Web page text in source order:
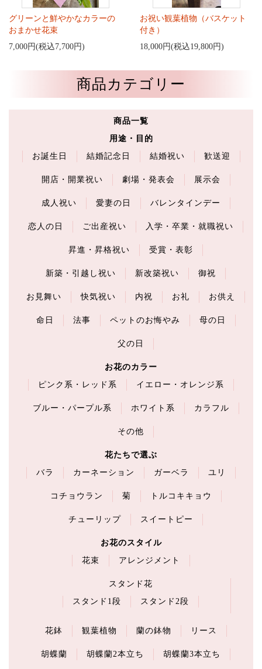
グリーンと鮮やかなカラーの
おまかせ花束
7,000円(税込7,700円)
お祝い観葉植物（バスケット
付き）
18,000円(税込19,800円)
商品カテゴリー
商品一覧
用途・目的
お誕生日
結婚記念日 結婚祝い 歓送迎
開店・開業祝い 劇場・発表会 展示会
成人祝い 愛妻の日 バレンタインデー
恋人の日 ご出産祝い 入学・卒業・就職祝い
昇進・昇格祝い 受賞・表彰
新築・引越し祝い 新改築祝い 御祝
お見舞い 快気祝い 内祝 お礼 お供え
命日 法事 ペットのお悔やみ 母の日
父の日
お花のカラー
ピンク系・レッド系
イエロー・オレンジ系
ブルー・パープル系 ホワイト系 カラフル
その他
花たちで選ぶ
バラ
カーネーション ガーベラ ユリ
コチョウラン 菊 トルコキキョウ
チューリップ スイートピー
お花のスタイル
花束
アレンジメント
スタンド花
スタンド1段
スタンド2段
花鉢 観葉植物 蘭の鉢物 リース
胡蝶蘭 胡蝶蘭2本立ち 胡蝶蘭3本立ち